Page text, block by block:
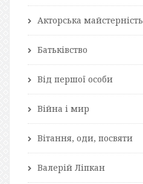
Акторська майстерність
Батьківство
Від першої особи
Війна і мир
Вітання, оди, посвяти
Валерій Ліпкан